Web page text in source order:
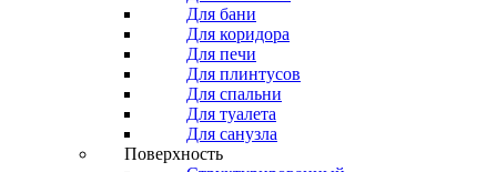
Для бани
Для коридора
Для печи
Для плинтусов
Для спальни
Для туалета
Для санузла
Поверхность